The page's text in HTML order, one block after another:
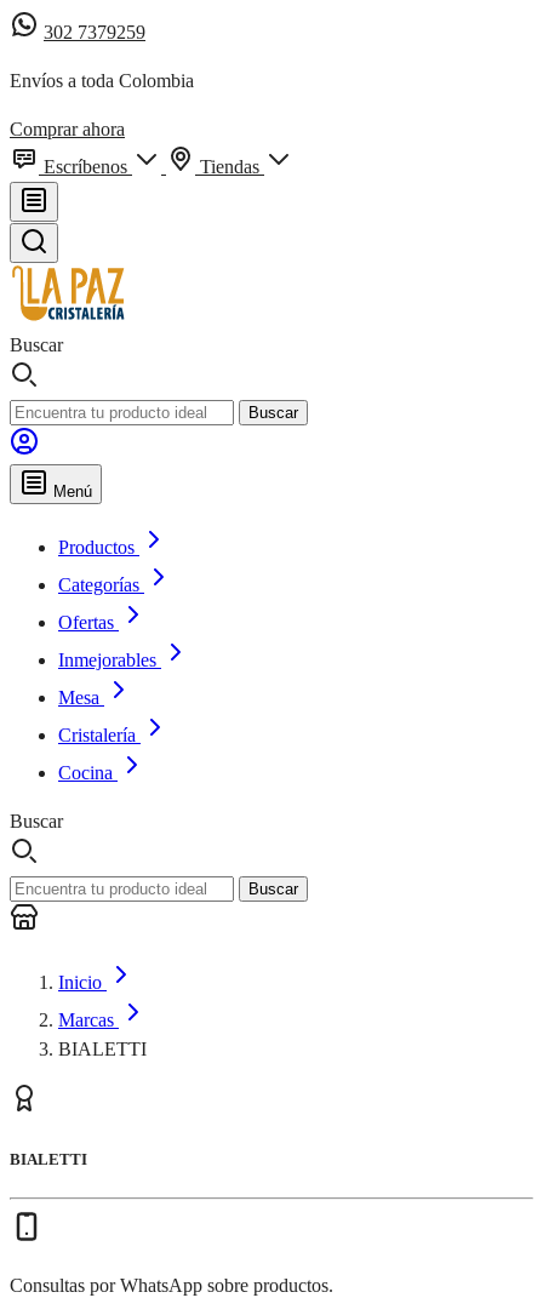
302 7379259
Envíos a toda Colombia
Comprar ahora
Escríbenos
Tiendas
Buscar
Buscar
Menú
Productos
Categorías
Ofertas
Inmejorables
Mesa
Cristalería
Cocina
Buscar
Buscar
Inicio
Marcas
BIALETTI
BIALETTI
Consultas por WhatsApp sobre productos.